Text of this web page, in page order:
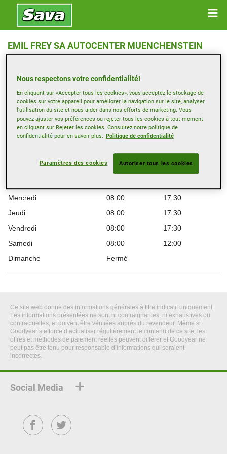
EMIL FREY SA AUTOCENTER MUENCHENSTEIN
Voir numéro de téléphone
crissier@emilfrey.ch
08:00
17:30
Mercredi
08:00
17:30
Jeudi
08:00
17:30
Vendredi
08:00
17:30
Samedi
08:00
12:00
Dimanche
Fermé
Ce site web donne des informations générales à titre indicatif uniquement.
Les informations présentées ne sont ni contraignantes, ni exhaustives ou
contractuelles, et doivent être vérifiées auprès du revendeur. Même si
Goodyear s’efforce d’actualiser régulièrement le contenu de ce site, les
offres et méthodes de paiement réelles peuvent différer et Goodyear ne
peut pas être tenu pour responsable d’informations qui seraient
incorrectes.
Social Media
FacebookTwitter
Nous respectons votre confidentialité!
En cliquant sur «Accepter tous les cookies», vous acceptez le stockage de
cookies sur votre appareil pour améliorer la navigation sur le site, analyser
l'utilisation du site et nous aider dans nos efforts de marketing. Vous
pouvez ajuster vos préférences ou rejeter tous les cookies à tout moment
en cliquant sur Rejeter les cookies. Consultez notre politique de
confidentialité pour en savoir plus. Politique de confidentialité
Paramètres des cookies Autoriser tous les cookies